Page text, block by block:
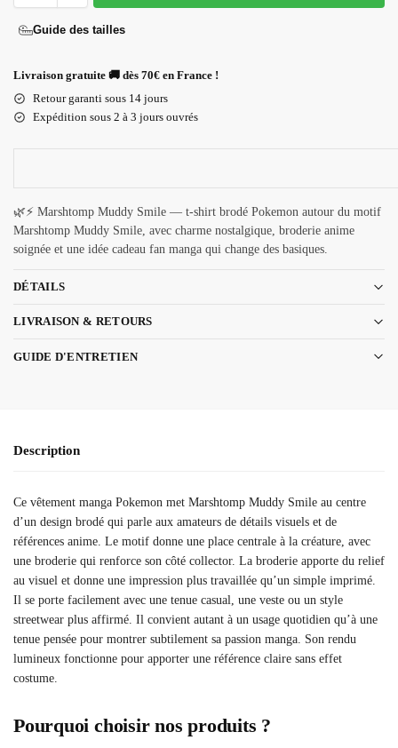
Guide des tailles
Livraison gratuite 🚚 dès 70€ en France !
Retour garanti sous 14 jours
Expédition sous 2 à 3 jours ouvrés
🌿⚡ Marshtomp Muddy Smile — t-shirt brodé Pokemon autour du motif
Marshtomp Muddy Smile, avec charme nostalgique, broderie anime
soignée et une idée cadeau fan manga qui change des basiques.
DÉTAILS
LIVRAISON & RETOURS
GUIDE D'ENTRETIEN
Description
Ce vêtement manga Pokemon met Marshtomp Muddy Smile au centre
d’un design brodé qui parle aux amateurs de détails visuels et de
références anime. Le motif donne une place centrale à la créature, avec
une broderie qui renforce son côté collector. La broderie apporte du relief
au visuel et donne une impression plus travaillée qu’un simple imprimé.
Il se porte facilement avec une tenue casual, une veste ou un style
streetwear plus affirmé. Il convient autant à un usage quotidien qu’à une
tenue pensée pour montrer subtilement sa passion manga. Son rendu
lumineux fonctionne pour apporter une référence claire sans effet
costume.
Pourquoi choisir nos produits ?